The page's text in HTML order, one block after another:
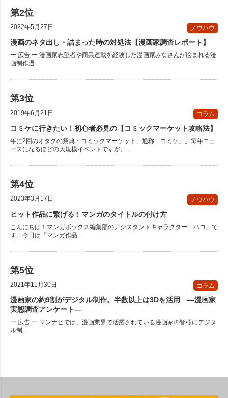
2022年5月27日 ノウハウ
漫画のネタ出し・詰まった時の対処法【漫画家調査レポート】
ー 広告 ー 漫画家志望者や商業連載を経験した漫画家みなさんが悩まれる漫
画制作過...
2019年6月21日 コラム
コミケに行きたい！初心者必見の【コミックマーケット攻略法】
年に2回のオタクの祭典・コミックマーケット、通称「コミケ」。毎年ニュ
ースになるほどの大規模イベントですが、...
2023年3月17日 ノウハウ
ヒット作品に繋げる！マンガのタイトルの付け方
こんにちは！マンガボックス編集部のアシスタントキャラクター「ハコ」で
す。今日は「マンガ作品...
2021年11月30日 コラム
漫画家の約9割がデジタル制作。半数以上は3Dを活用 ―漫画家
実態調査アンケート―
ー 広告 ー マンナビでは、漫画業界で活躍されている漫画家の皆様にデジタ
ル制...